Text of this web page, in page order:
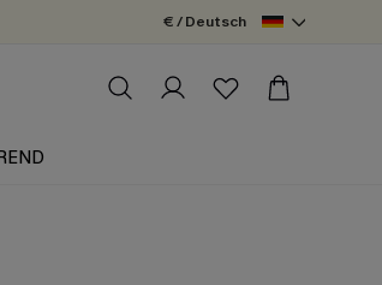
€ / Deutsch